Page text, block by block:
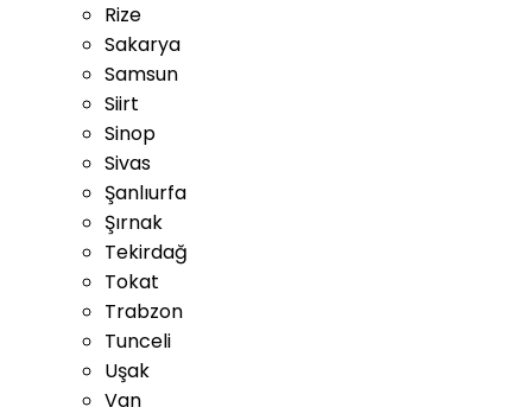
Rize
Sakarya
Samsun
Siirt
Sinop
Sivas
Şanlıurfa
Şırnak
Tekirdağ
Tokat
Trabzon
Tunceli
Uşak
Van